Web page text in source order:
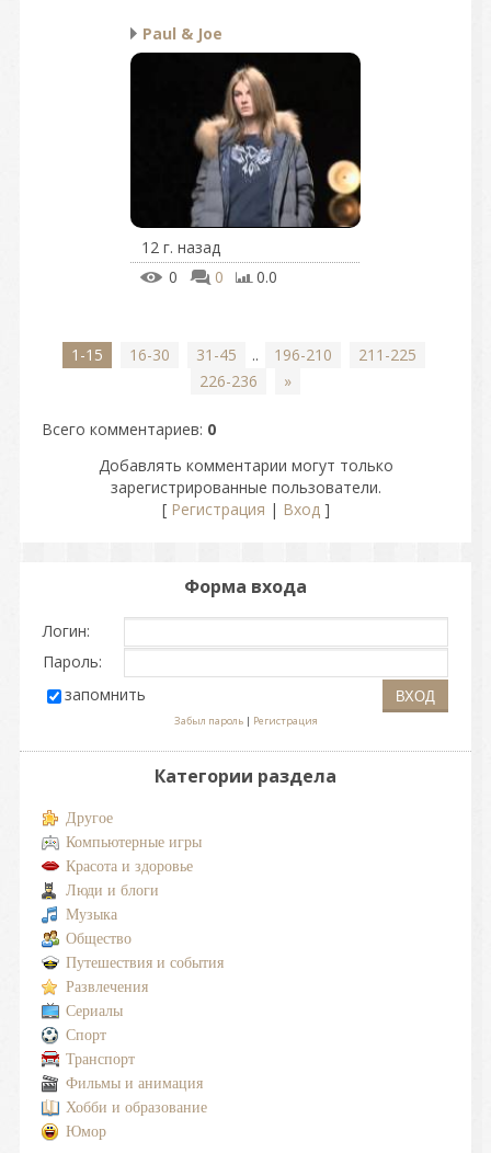
Paul & Joe
12 г. назад
0
0 0.0
1-15 16-30 31-45 .. 196-210
211-225
226-236
»
Всего комментариев: 0
Добавлять комментарии могут только
зарегистрированные пользователи.
[ Регистрация | Вход]
Форма входа
Логин:
Пароль:
запомнить
Забыл пароль| Регистрация
Категории раздела
Другое
Компьютерные игры
Красота и здоровье
Люди и блоги
Музыка
Общество
Путешествия и события
Развлечения
Сериалы
Спорт
Транспорт
Фильмы и анимация
Хобби и образование
Юмор